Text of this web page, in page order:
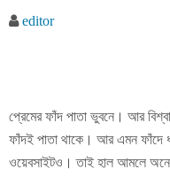
editor
প্রেমের ফাঁদ পাতা ভুবনে। আর
ফাঁদই পাতা থাকে। আর এমন ফাঁদে
ওয়েবসাইটও। তাই হাল আমলে